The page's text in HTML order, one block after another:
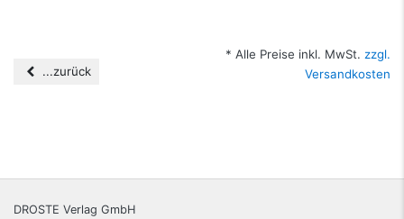
...zurück
* Alle Preise inkl. MwSt. zzgl.
Versandkosten
DROSTE Verlag GmbH